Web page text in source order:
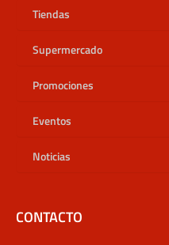
Tiendas
Supermercado
Promociones
Eventos
Noticias
CONTACTO